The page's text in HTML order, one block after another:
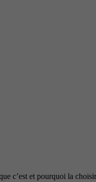
c’est et pourquoi la